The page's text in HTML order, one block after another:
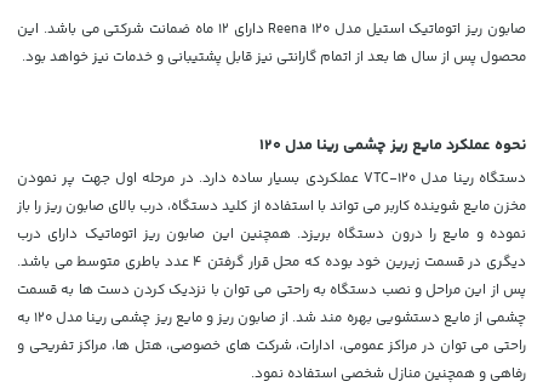
صابون ریز اتوماتیک استیل مدل Reena 120 دارای 12 ماه ضمانت شرکتی می باشد. این
محصول پس از سال ها بعد از اتمام گارانتی نیز قابل پشتیبانی و خدمات نیز خواهد بود.
نحوه عملکرد مایع ریز چشمی رینا مدل 120
دستگاه رینا مدل VTC-120 عملکردی بسیار ساده دارد. در مرحله اول جهت پر نمودن
مخزن مایع شوینده کاربر می تواند با استفاده از کلید دستگاه، درب بالای صابون ریز را باز
نموده و مایع را درون دستگاه بریزد. همچنین این صابون ریز اتوماتیک دارای درب
دیگری در قسمت زیرین خود بوده که محل قرار گرفتن 4 عدد باطری متوسط می باشد.
پس از این مراحل و نصب دستگاه به راحتی می توان با نزدیک کردن دست ها به قسمت
چشمی از مایع دستشویی بهره مند شد. از صابون ریز و مایع ریز چشمی رینا مدل 120 به
راحتی می توان در مراکز عمومی، ادارات، شرکت های خصوصی، هتل ها، مراکز تفریحی و
رفاهی و همچنین منازل شخصی استفاده نمود.